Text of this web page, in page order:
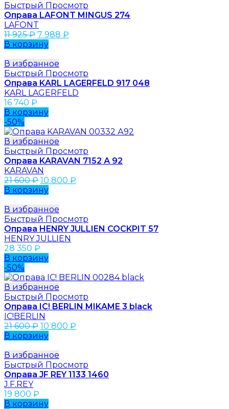
Быстрый Просмотр
Оправа LAFONT MINGUS 274
LAFONT
11 925₽ 7 988 ₽
В корзину
В избранное
Быстрый Просмотр
Оправа KARL LAGERFELD 917 048
KARL LAGERFELD
16 740 ₽
В корзину
-50%
В избранное
Быстрый Просмотр
Оправа KARAVAN 7152 А 92
KARAVAN
21 600₽ 10 800 ₽
В корзину
В избранное
Быстрый Просмотр
Оправа HENRY JULLIEN COCKPIT 57
HENRY JULLIEN
28 350 ₽
В корзину
-50%
В избранное
Быстрый Просмотр
Оправа IC! BERLIN MIKAME 3 black
IC!BERLIN
21 600₽ 10 800 ₽
В корзину
В избранное
Быстрый Просмотр
Оправа JF REY 1133 1460
J.F.REY
19 800 ₽
В корзину